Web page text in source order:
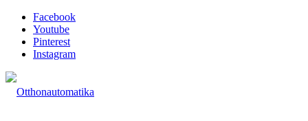
Facebook
Youtube
Pinterest
Instagram